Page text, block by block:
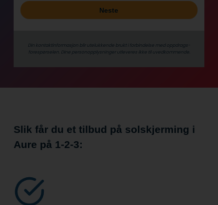
Neste
Din kontaktinformasjon blir utelukkende brukt i forbindelse med oppdrags­
forespørselen. Dine person­­opplysninger utleveres ikke til uvedkommende.
Slik får du et tilbud på solskjerming i
Aure på 1-2-3: